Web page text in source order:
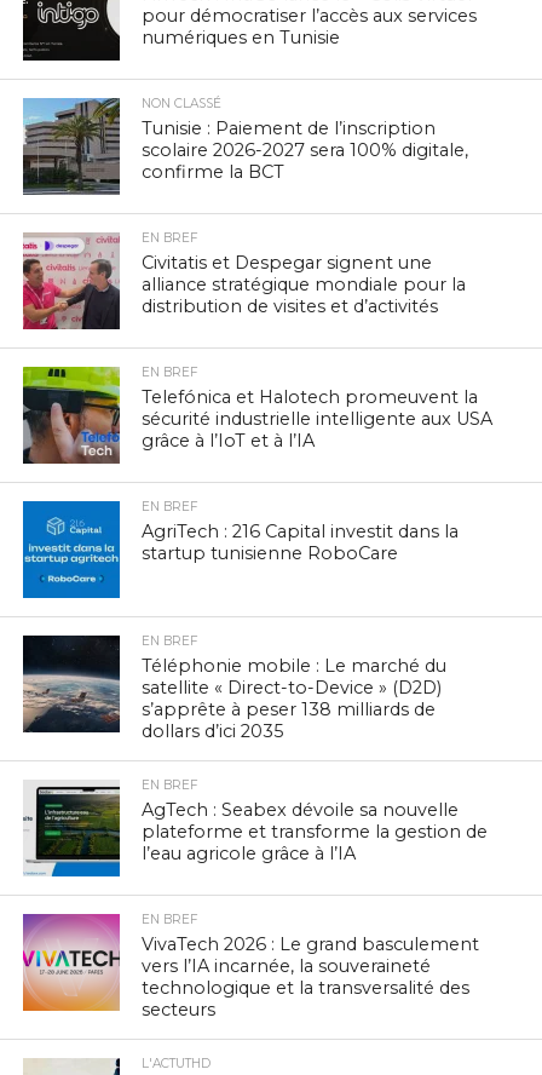
pour démocratiser l’accès aux services
numériques en Tunisie
NON CLASSÉ
Tunisie : Paiement de l’inscription
scolaire 2026-2027 sera 100% digitale,
confirme la BCT
EN BREF
Civitatis et Despegar signent une
alliance stratégique mondiale pour la
distribution de visites et d’activités
EN BREF
Telefónica et Halotech promeuvent la
sécurité industrielle intelligente aux USA
grâce à l’IoT et à l’IA
EN BREF
AgriTech : 216 Capital investit dans la
startup tunisienne RoboCare
EN BREF
Téléphonie mobile : Le marché du
satellite « Direct-to-Device » (D2D)
s’apprête à peser 138 milliards de
dollars d’ici 2035
EN BREF
AgTech : Seabex dévoile sa nouvelle
plateforme et transforme la gestion de
l’eau agricole grâce à l’IA
EN BREF
VivaTech 2026 : Le grand basculement
vers l’IA incarnée, la souveraineté
technologique et la transversalité des
secteurs
L'ACTUTHD